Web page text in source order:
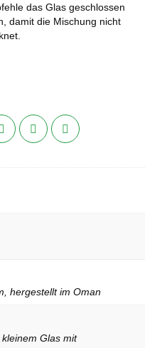
das Glas geschlossen
damit die Mischung nicht
hergestellt im Oman
Glas mit